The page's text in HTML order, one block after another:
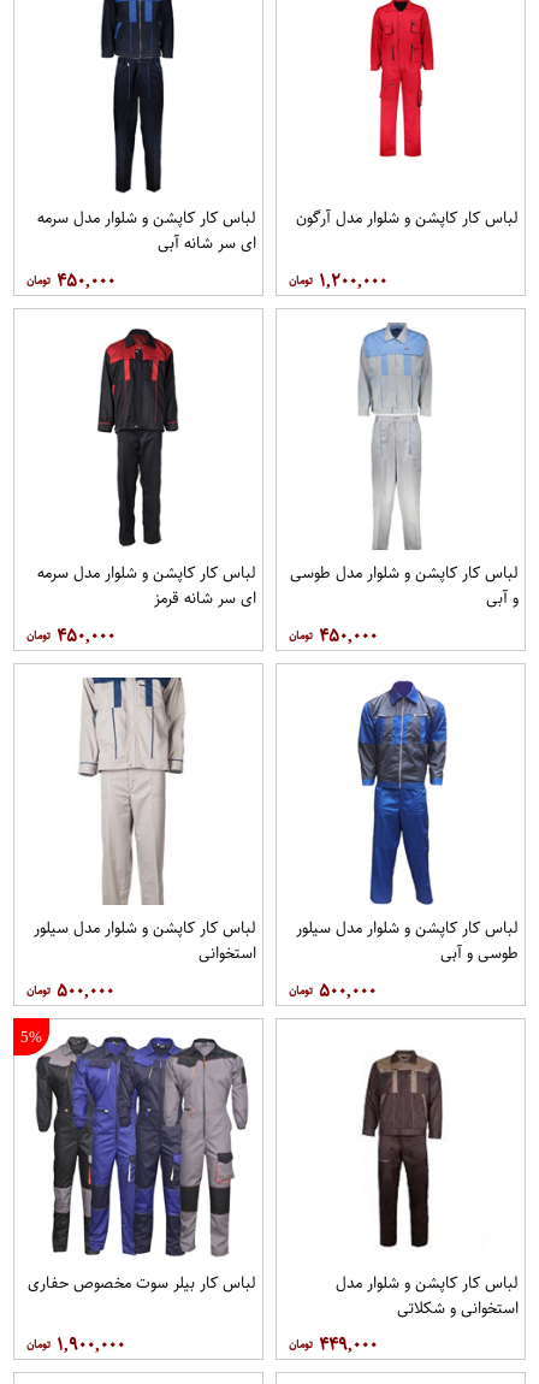
لباس کار کاپشن و شلوار مدل آرگون
۱,۲۰۰,۰۰۰
لباس کار کاپشن و شلوار مدل سرمه
ای سر شانه آبی
۴۵۰,۰۰۰
لباس کار کاپشن و شلوار مدل طوسی
و آبی
۴۵۰,۰۰۰
لباس کار کاپشن و شلوار مدل سرمه
ای سر شانه قرمز
۴۵۰,۰۰۰
لباس کار کاپشن و شلوار مدل سیلور
طوسی و آبی
۵۰۰,۰۰۰
لباس کار کاپشن و شلوار مدل سیلور
استخوانی
۵۰۰,۰۰۰
لباس کار کاپشن و شلوار مدل
استخوانی و شکلاتی
۴۴۹,۰۰۰
5%
لباس کار بیلر سوت مخصوص حفاری
۱,۹۰۰,۰۰۰